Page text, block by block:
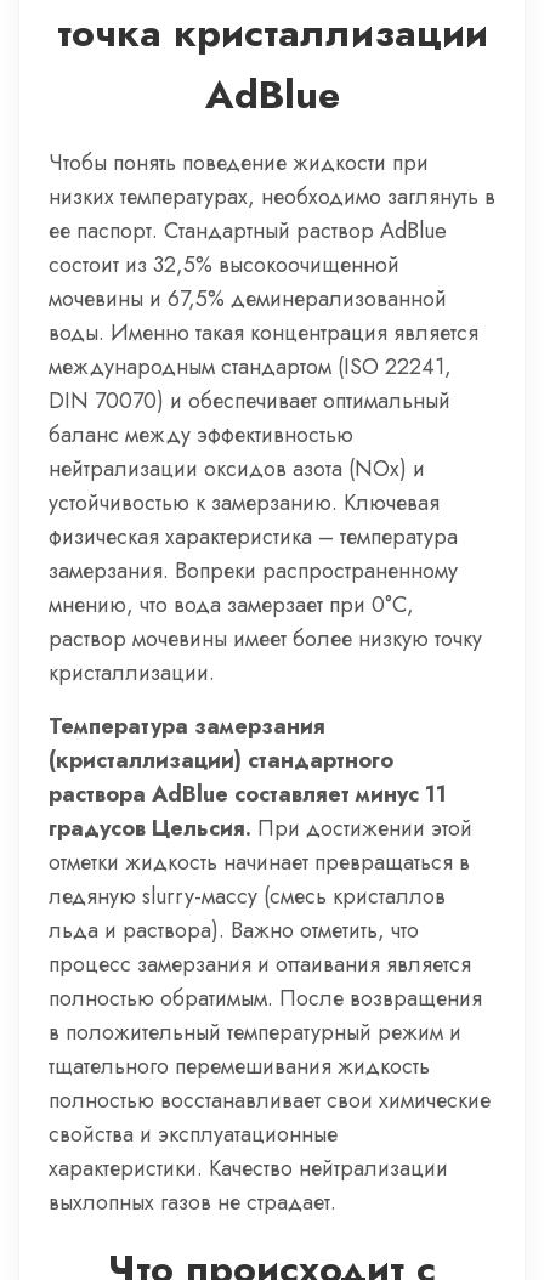
точка кристаллизации
AdBlue
Чтобы понять поведение жидкости при
низких температурах, необходимо заглянуть в
ее паспорт. Стандартный раствор AdBlue
состоит из 32,5% высокоочищенной
мочевины и 67,5% деминерализованной
воды. Именно такая концентрация является
международным стандартом (ISO 22241,
DIN 70070) и обеспечивает оптимальный
баланс между эффективностью
нейтрализации оксидов азота (NOx) и
устойчивостью к замерзанию. Ключевая
физическая характеристика – температура
замерзания. Вопреки распространенному
мнению, что вода замерзает при 0°C,
раствор мочевины имеет более низкую точку
кристаллизации.
Температура замерзания
(кристаллизации) стандартного
раствора AdBlue составляет минус 11
градусов Цельсия. При достижении этой
отметки жидкость начинает превращаться в
ледяную slurry-массу (смесь кристаллов
льда и раствора). Важно отметить, что
процесс замерзания и оттаивания является
полностью обратимым. После возвращения
в положительный температурный режим и
тщательного перемешивания жидкость
полностью восстанавливает свои химические
свойства и эксплуатационные
характеристики. Качество нейтрализации
выхлопных газов не страдает.